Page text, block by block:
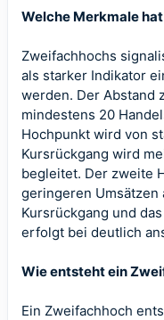
Welche Merkmale
Zweifachhochs
als starker Indikator
werden. Der Abstand
mindestens 20
Hochpunkt wird von
Kursrückgang wird
begleitet. Der zweite
geringeren
Kursrückgang und
erfolgt bei deutlich
Wie entsteht ein
Ein Zweifachhoch